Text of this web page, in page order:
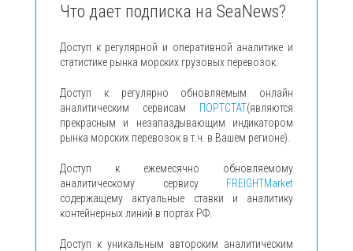
Что дает подписка на SeaNews?
Доступ к регулярной и оперативной аналитике и
статистике рынка морских грузовых перевозок.
Доступ к регулярно обновляемым онлайн
аналитическим сервисам ПОРТСТАТ(являются
прекрасным и незапаздывающим индикатором
рынка морских перевозок в т.ч. в Вашем регионе).
Доступ к ежемесячно обновляемому
аналитическому сервису FREIGHTMarket
содержащему актуальные ставки и аналитику
контейнерных линий в портах РФ.
Доступ к уникальным авторским аналитическим